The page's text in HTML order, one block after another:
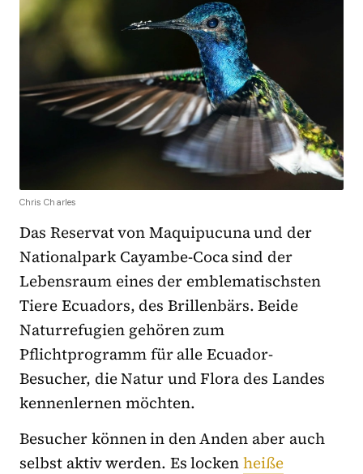
Chris Charles
Das Reservat von Maquipucuna und der
Nationalpark Cayambe-Coca sind der
Lebensraum eines der emblematischsten
Tiere Ecuadors, des Brillenbärs. Beide
Naturrefugien gehören zum
Pflichtprogramm für alle Ecuador-
Besucher, die Natur und Flora des Landes
kennenlernen möchten.
Besucher können in den Anden aber auch
selbst aktiv werden. Es lockenheiße